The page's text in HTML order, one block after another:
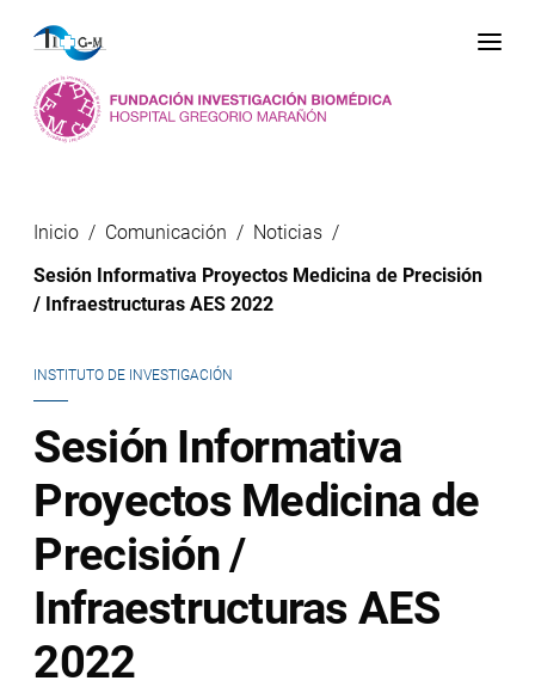
Inicio Comunicación
Noticias
Sesión Informativa Proyectos Medicina de Precisión
/ Infraestructuras AES 2022
INSTITUTO DE INVESTIGACIÓN
Sesión Informativa
Proyectos Medicina de
Precisión /
Infraestructuras AES
2022